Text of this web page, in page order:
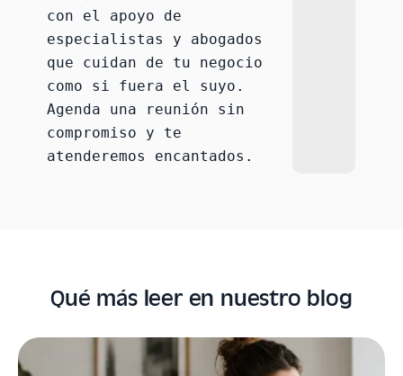
con el apoyo de
especialistas y abogados
que cuidan de tu negocio
Agenda una reunión sin
compromiso y te
atenderemos encantados.
Qué más leer en nuestro blog